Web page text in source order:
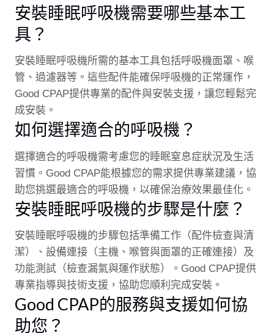
安裝睡眠呼吸機需要哪些基本工
具？
安裝睡眠呼吸機所需的基本工具包括呼吸機面罩、喉
管、過濾器等。這些配件能確保呼吸機的正常運作，
Good CPAP提供專業的配件與安裝支援，讓您輕鬆完
成安裝。
如何選擇適合的呼吸機？
選擇適合的呼吸機需考慮您的睡眠窒息症狀況及生活
習慣。Good CPAP能根據您的需求提供專業建議，協
助您挑選最適合的呼吸機，以確保治療效果最佳化。
安裝睡眠呼吸機的步驟是什麼？
安裝睡眠呼吸機的步驟包括準備工作（配件檢查與清
潔）、設備連接（主機、喉管與面罩的正確連接）及
功能測試（檢查漏氣與運作狀態）。Good CPAP提供
專業指導與技術支援，協助您順利完成安裝。
Good CPAP的服務與支援如何協
助您？